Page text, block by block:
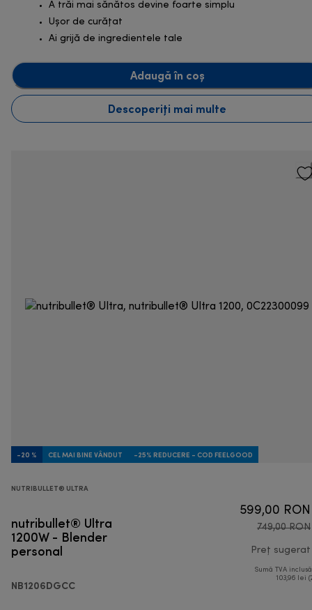
A trăi mai sănătos devine foarte simplu
Ușor de curățat
Ai grijă de ingredientele tale
Adaugă în coș
Descoperiți mai multe
-20 % CEL MAI BINE VÂNDUT -25% REDUCERE - COD FEELGOOD
NUTRIBULLET® ULTRA
nutribullet® Ultra
1200W - Blender
personal
NB1206DGCC
599,00 RON
749,00 RON
Preț sugerat
Sumă TVA
103,96 lei